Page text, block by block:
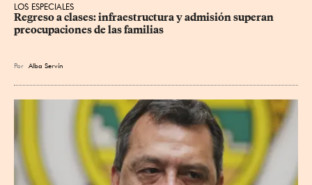
LOS ESPECIALES
Regreso a clases: infraestructura y admisión superan
preocupaciones de las familias
Por Alba Servín